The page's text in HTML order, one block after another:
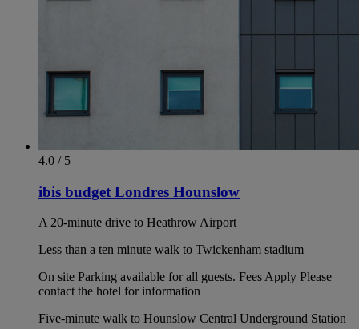
4.0 / 5
ibis budget Londres Hounslow
A 20-minute drive to Heathrow Airport
Less than a ten minute walk to Twickenham stadium
On site Parking available for all guests. Fees Apply Please
contact the hotel for information
Five-minute walk to Hounslow Central Underground Station